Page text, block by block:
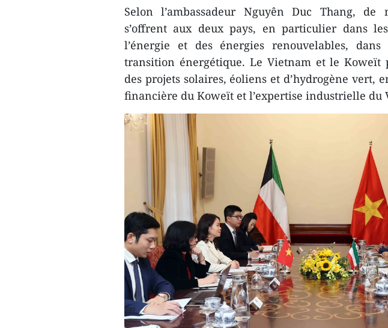
Selon l’ambassadeur Nguyên Duc Thang, de
s’offrent aux deux pays, en particulier dans
l’énergie et des énergies renouvelables,
transition énergétique. Le Vietnam et le Koweït
des projets solaires, éoliens et d’hydrogène vert,
financière du Koweït et l’expertise industrielle du